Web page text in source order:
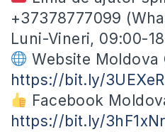
+37378777099
Luni-Vineri, 09:00-
Website Moldova
https://bit.ly/
Facebook
https://bit.ly/3hF1xNr